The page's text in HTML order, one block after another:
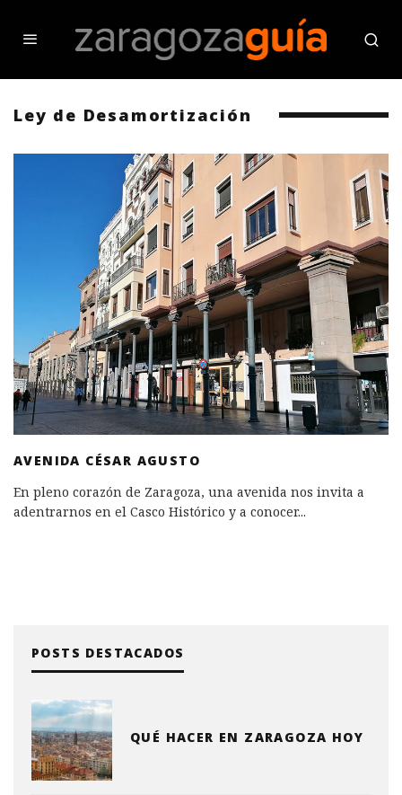
Ley de Desamortización
AVENIDA CÉSAR AGUSTO
En pleno corazón de Zaragoza, una avenida nos invita a
adentrarnos en el Casco Histórico y a conocer...
POSTS DESTACADOS
QUÉ HACER EN ZARAGOZA HOY